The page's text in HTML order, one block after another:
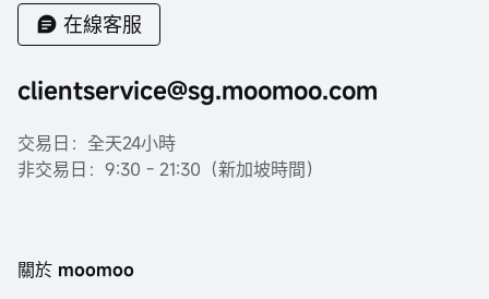
在線客服
clientservice@sg.moomoo.com
交易日：全天24小時
非交易日：9:30 - 21:30（新加坡時間）
關於 moomoo